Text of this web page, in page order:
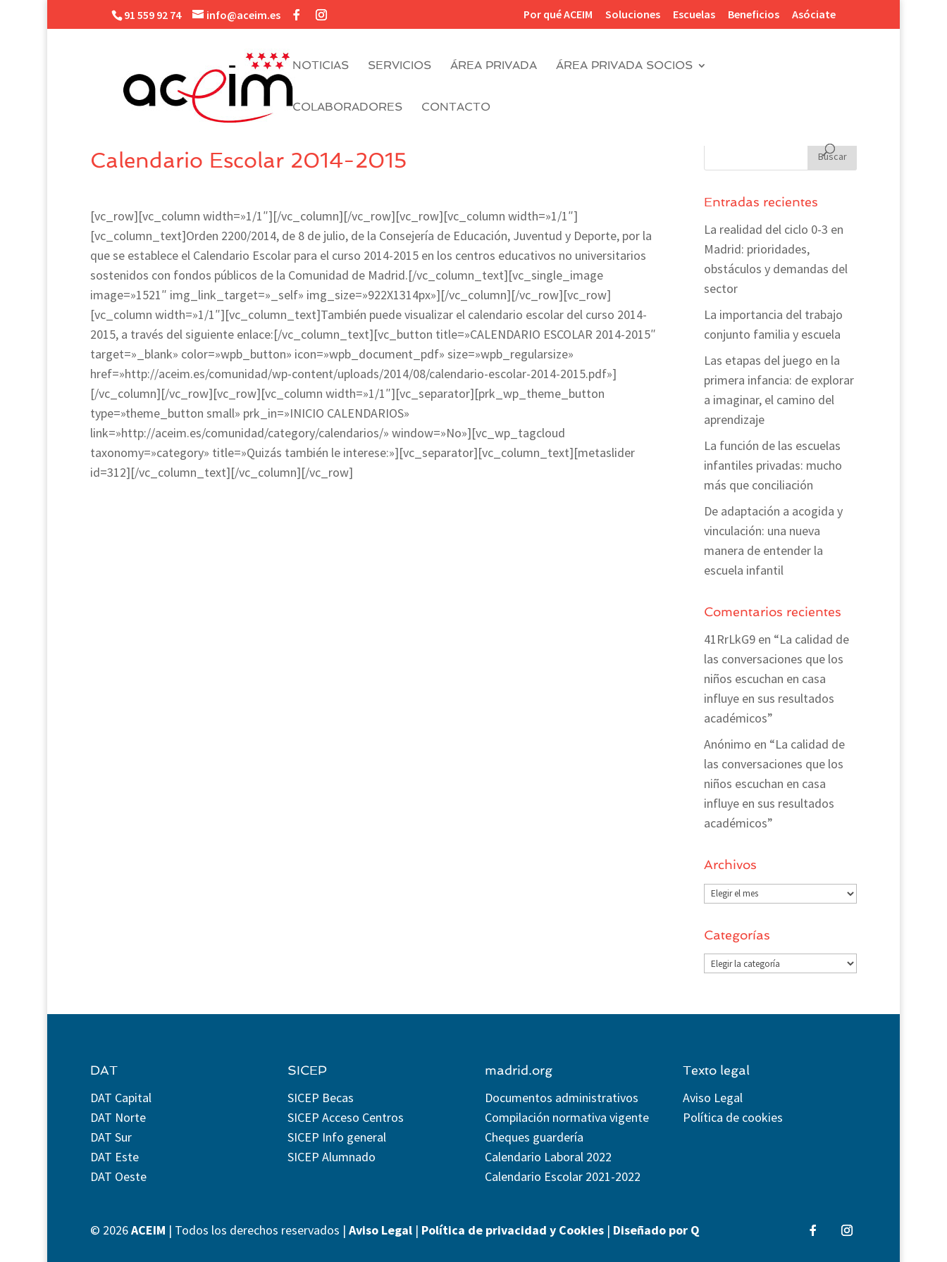
91 559 92 74 info@aceim.es Por qué ACEIM Soluciones Escuelas Beneficios Asóciate
NOTICIAS SERVICIOS ÁREA PRIVADA ÁREA PRIVADA SOCIOS
COLABORADORES CONTACTO
Calendario Escolar 2014-2015
[vc_row][vc_column width=»1/1″][/vc_column][/vc_row][vc_row][vc_column width=»1/1″]
[vc_column_text]Orden 2200/2014, de 8 de julio, de la Consejería de Educación, Juventud y Deporte, por la
que se establece el Calendario Escolar para el curso 2014-2015 en los centros educativos no universitarios
sostenidos con fondos públicos de la Comunidad de Madrid.[/vc_column_text][vc_single_image
image=»1521″ img_link_target=»_self» img_size=»922X1314px»][/vc_column][/vc_row][vc_row]
[vc_column width=»1/1″][vc_column_text]También puede visualizar el calendario escolar del curso 2014-
2015, a través del siguiente enlace:[/vc_column_text][vc_button title=»CALENDARIO ESCOLAR 2014-2015″
target=»_blank» color=»wpb_button» icon=»wpb_document_pdf» size=»wpb_regularsize»
href=»http://aceim.es/comunidad/wp-content/uploads/2014/08/calendario-escolar-2014-2015.pdf»]
[/vc_column][/vc_row][vc_row][vc_column width=»1/1″][vc_separator][prk_wp_theme_button
type=»theme_button small» prk_in=»INICIO CALENDARIOS»
link=»http://aceim.es/comunidad/category/calendarios/» window=»No»][vc_wp_tagcloud
taxonomy=»category» title=»Quizás también le interese:»][vc_separator][vc_column_text][metaslider
id=312][/vc_column_text][/vc_column][/vc_row]
Entradas recientes
La realidad del ciclo 0-3 en
Madrid: prioridades,
obstáculos y demandas del
sector
La importancia del trabajo
conjunto familia y escuela
Las etapas del juego en la
primera infancia: de explorar
a imaginar, el camino del
aprendizaje
La función de las escuelas
infantiles privadas: mucho
más que conciliación
De adaptación a acogida y
vinculación: una nueva
manera de entender la
escuela infantil
Comentarios recientes
41RrLkG9en “La calidad de
las conversaciones que los
niños escuchan en casa
influye en sus resultados
académicos”
Anónimo en “La calidad de
las conversaciones que los
niños escuchan en casa
influye en sus resultados
académicos”
Archivos
Archivos
Categorías
Categorías
DAT
DAT Capital
DAT Norte
DAT Sur
DAT Este
DAT Oeste
SICEP
SICEP Becas
SICEP Acceso Centros
SICEP Info general
SICEP Alumnado
madrid.org
Documentos administrativos
Compilación normativa vigente
Cheques guardería
Calendario Laboral 2022
Calendario Escolar 2021-2022
Texto legal
Aviso Legal
Política de cookies
© 2026ACEIM | Todos los derechos reservados | Aviso Legal| Política de privacidad y Cookies| Diseñado por Q